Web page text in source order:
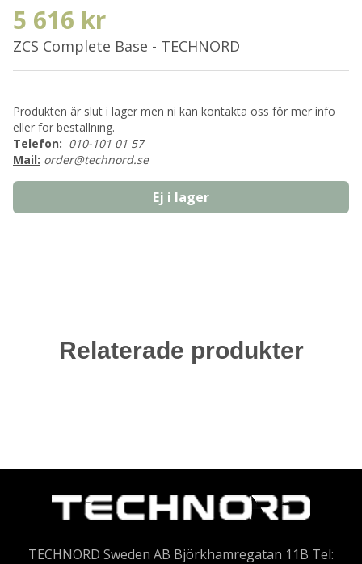
5 616 kr
ZCS Complete Base - TECHNORD
Produkten är slut i lager men ni kan kontakta oss för mer info
eller för beställning.
Telefon: 010-101 01 57
Mail: order@technord.se
Ej i lager
Relaterade produkter
TECHNORD Sweden AB Björkhamregatan 11B Tel: